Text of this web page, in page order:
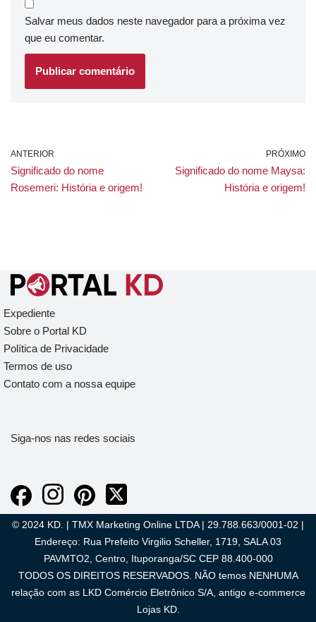
Salvar meus dados neste navegador para a próxima vez
que eu comentar.
ANTERIOR
Significado do nome
Rosemeri: História e origem!
PRÓXIMO
Significado do nome Maysa:
História e origem!
Expediente
Sobre o Portal KD
Política de Privacidade
Termos de uso
Contato com a nossa equipe
Siga-nos nas redes sociais
© 2024 KD. | TMX Marketing Online LTDA | 29.788.663/0001-02 |
Endereço: Rua Prefeito Virgilio Scheller, 1719, SALA 03
PAVMTO2, Centro, Ituporanga/SC CEP 88.400-000
TODOS OS DIREITOS RESERVADOS. NÃO temos NENHUMA
relação com as LKD Comércio Eletrônico S/A, antigo e-commerce
Lojas KD.